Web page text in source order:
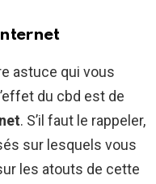
astuce qui vous
du cbd est de
. S’il faut le rappeler,
sur lesquels vous
les atouts de cette